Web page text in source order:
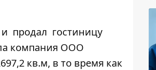
и продал гостиницу
компания ООО
кв.м, в то время как